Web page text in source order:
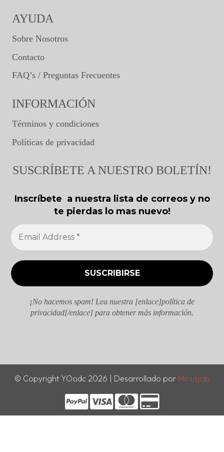
AYUDA
Sobre Nosotros
Contacto
FAQ’s / Preguntas Frecuentes
INFORMACIÓN
Términos y condiciones
Políticas de privacidad
SUSCRÍBETE A NUESTRO BOLETÍN!
Inscríbete a nuestra lista de correos y no
te pierdas lo mas nuevo!
¡No hacemos spam! Lea nuestra [enlace]política de
privacidad[/enlace] para obtener más información.
© Copyright YOodc 2026 | Desarrollado por Minusjob